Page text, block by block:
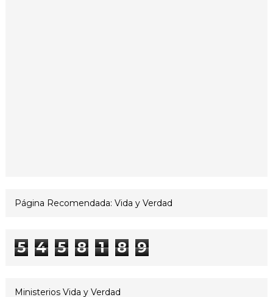
Página Recomendada: Vida y Verdad
5 4 5 8 1 8 9
Ministerios Vida y Verdad